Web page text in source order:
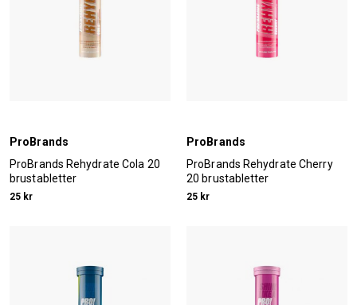
ProBrands
ProBrands Rehydrate Cola 20
brustabletter
25 kr
ProBrands
ProBrands Rehydrate Cherry
20 brustabletter
25 kr